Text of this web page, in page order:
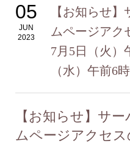
05
JUN
2023
【お知らせ
ムページアク
7月5日（火
（水）午前6
【お知らせ】サ
ムページアクセ